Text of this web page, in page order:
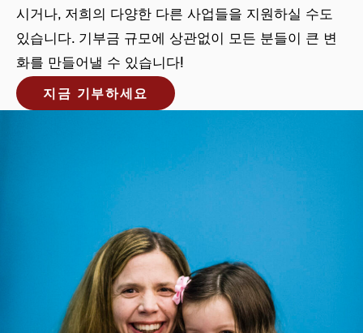
시거나, 저희의 다양한 다른 사업들을 지원하실 수도
있습니다. 기부금 규모에 상관없이 모든 분들이 큰 변
화를 만들어낼 수 있습니다!
지금 기부하세요